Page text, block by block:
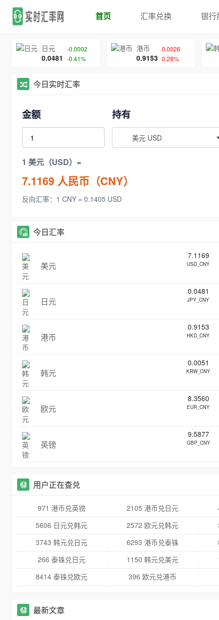
首页 汇率兑换 银行
日元
0.0481
-0.0002
-0.41%
港币
0.9153
0.0026
0.28%
今日实时汇率
金额 持有
美元 USD
1 美元（USD）=
7.1169 人民币（CNY）
反向汇率：1 CNY = 0.1405 USD
今日汇率
美元
7.1169
USD_CNY
日元
0.0481
JPY_CNY
港币
0.9153
HKD_CNY
韩元
0.0051
KRW_CNY
欧元
8.3560
EUR_CNY
英镑
9.5877
GBP_CNY
用户正在查兑
971 港币兑英镑 2105 港币兑日元
5606 日元兑韩元
2572 欧元兑韩元
3743 韩元兑日元
6293 港币兑泰铢
266 泰铢兑日元
1150 韩元兑美元
8414 泰铢兑欧元
396 欧元兑港币
最新文章